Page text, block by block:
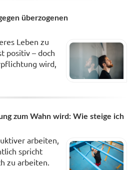
überzogenen
Leben zu
positiv – doch
wird,
zum Wahn wird: Wie steige ich
arbeiten,
spricht
zu arbeiten.